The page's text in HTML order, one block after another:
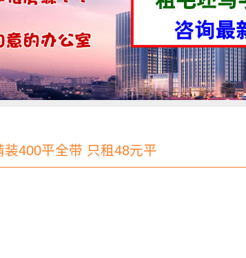
400平全带 只租48元平